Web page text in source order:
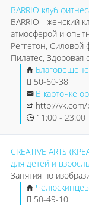
BARRIO клуб
BARRIO - женский
атмосферой и
Реггетон, Силовой
Пилатес, Здоровая
50-60-38
В карточке
http://vk.com/
11:00 - 23:00
CREATIVE ARTS
для детей и
Занятия по
50-49-10